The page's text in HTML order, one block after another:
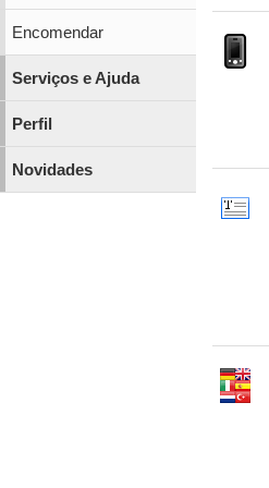
Encomendar
Serviços e Ajuda
Perfil
Novidades